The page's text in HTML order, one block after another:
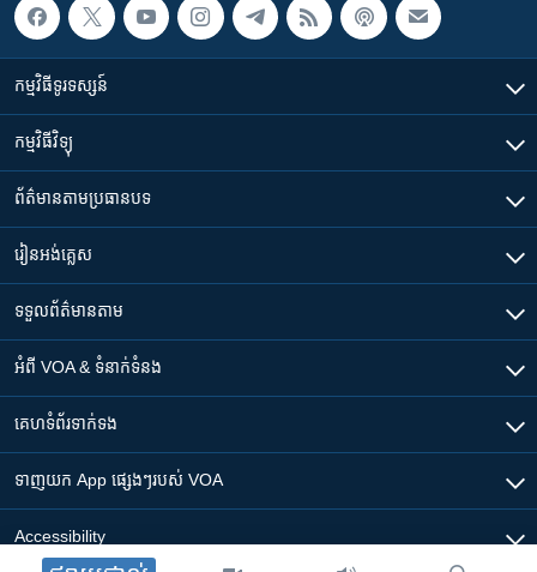
កម្មវិធី​ទូរទស្សន៍
កម្មវិធី​វិទ្យុ
ព័ត៌មាន​តាមប្រធានបទ​
រៀន​​អង់គ្លេស
ទទួល​ព័ត៌មាន​តាម
អំពី​ VOA & ទំនាក់ទំនង
គេហទំព័រ​​ទាក់ទង
ទាញយក​ App ផ្សេងៗ​របស់​ VOA
Accessibility